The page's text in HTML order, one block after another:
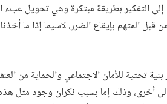
إلى التفكير بطريقة مبتكرة وهي تحويل
المتهم بإيقاع الضرر، لاسيما إذا ما
بنية تحتية للأمان الاجتماعي والحماية من
أخرى، وذلك إما بسبب نكران وجود مثل هذه